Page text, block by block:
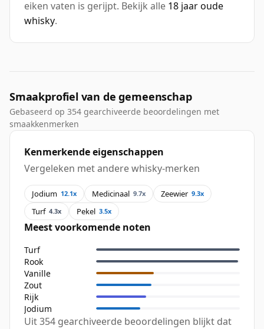
eiken vaten is gerijpt. Bekijk alle 18 jaar oude
whisky.
Smaakprofiel van de gemeenschap
Gebaseerd op 354 gearchiveerde beoordelingen met
smaakkenmerken
Kenmerkende eigenschappen
Vergeleken met andere whisky-merken
Jodium 12.1x Medicinaal 9.7x Zeewier 9.3x
Turf 4.3x Pekel 3.5x
Meest voorkomende noten
Turf
Rook
Vanille
Zout
Rijk
Jodium
Uit 354 gearchiveerde beoordelingen blijkt dat